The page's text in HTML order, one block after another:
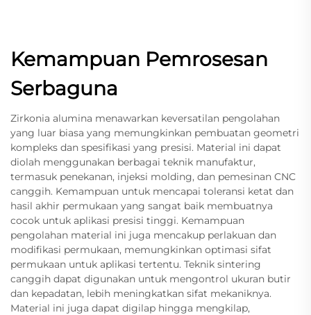
Kemampuan Pemrosesan
Serbaguna
Zirkonia alumina menawarkan keversatilan pengolahan
yang luar biasa yang memungkinkan pembuatan geometri
kompleks dan spesifikasi yang presisi. Material ini dapat
diolah menggunakan berbagai teknik manufaktur,
termasuk penekanan, injeksi molding, dan pemesinan CNC
canggih. Kemampuan untuk mencapai toleransi ketat dan
hasil akhir permukaan yang sangat baik membuatnya
cocok untuk aplikasi presisi tinggi. Kemampuan
pengolahan material ini juga mencakup perlakuan dan
modifikasi permukaan, memungkinkan optimasi sifat
permukaan untuk aplikasi tertentu. Teknik sintering
canggih dapat digunakan untuk mengontrol ukuran butir
dan kepadatan, lebih meningkatkan sifat mekaniknya.
Material ini juga dapat digilap hingga mengkilap,